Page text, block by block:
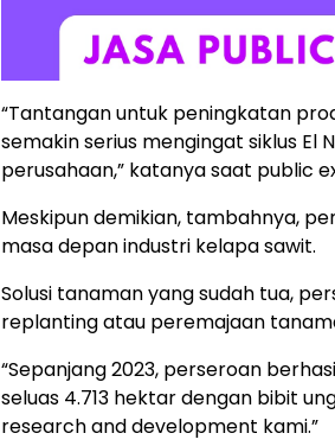
“Tantangan untuk peningkatan
semakin serius mengingat siklus El
perusahaan,” katanya saat public
Meskipun demikian, tambahnya,
masa depan industri kelapa sawit.
Solusi tanaman yang sudah tua,
replanting atau peremajaan
“Sepanjang 2023, perseroan
seluas 4.713 hektar dengan bibit
research and development kami.”